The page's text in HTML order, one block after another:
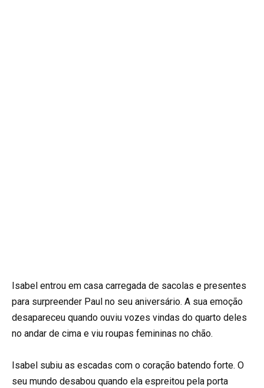
Isabel entrou em casa carregada de sacolas e presentes
para surpreender Paul no seu aniversário. A sua emoção
desapareceu quando ouviu vozes vindas do quarto deles
no andar de cima e viu roupas femininas no chão.
Isabel subiu as escadas com o coração batendo forte. O
seu mundo desabou quando ela espreitou pela porta